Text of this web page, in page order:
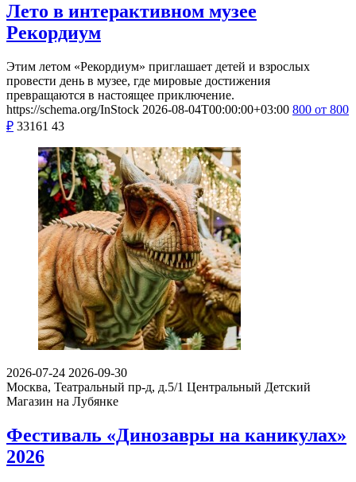
Лето в интерактивном музее
Рекордиум
Этим летом «Рекордиум» приглашает детей и взрослых
провести день в музее, где мировые достижения
превращаются в настоящее приключение.
https://schema.org/InStock 2026-08-04T00:00:00+03:00 800 от 800
₽ 33161 43
2026-07-24 2026-09-30
Москва, Театральный пр-д, д.5/1 Центральный Детский
Магазин на Лубянке
Фестиваль «Динозавры на каникулах»
2026